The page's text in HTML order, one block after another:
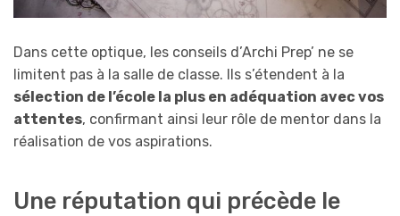
Dans cette optique, les conseils d’Archi Prep’ ne se
limitent pas à la salle de classe. Ils s’étendent à la
sélection de l’école la plus en adéquation avec vos
attentes, confirmant ainsi leur rôle de mentor dans la
réalisation de vos aspirations.
Une réputation qui précède le